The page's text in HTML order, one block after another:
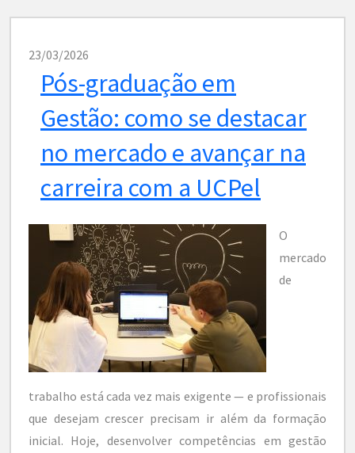
23/03/2026
Pós-graduação em
Gestão: como se destacar
no mercado e avançar na
carreira com a UCPel
O
mercado
de
trabalho está cada vez mais exigente — e profissionais
que desejam crescer precisam ir além da formação
inicial. Hoje, desenvolver competências em gestão